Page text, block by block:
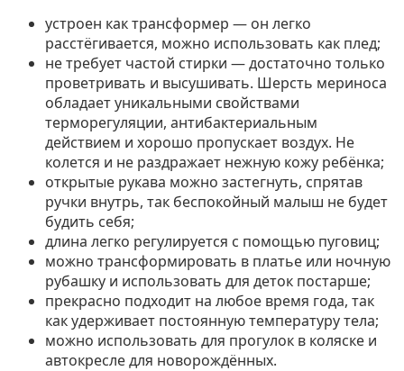
устроен как трансформер — он легко
расстёгивается, можно использовать как плед;
не требует частой стирки — достаточно только
проветривать и высушивать. Шерсть мериноса
обладает уникальными свойствами
терморегуляции, антибактериальным
действием и хорошо пропускает воздух. Не
колется и не раздражает нежную кожу ребёнка;
открытые рукава можно застегнуть, спрятав
ручки внутрь, так беспокойный малыш не будет
будить себя;
длина легко регулируется с помощью пуговиц;
можно трансформировать в платье или ночную
рубашку и использовать для деток постарше;
прекрасно подходит на любое время года, так
как удерживает постоянную температуру тела;
можно использовать для прогулок в коляске и
автокресле для новорождённых.